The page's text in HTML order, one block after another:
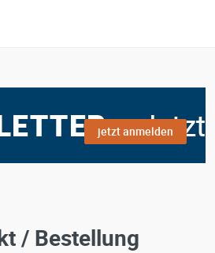
jetzt anmelden
/ Bestellung